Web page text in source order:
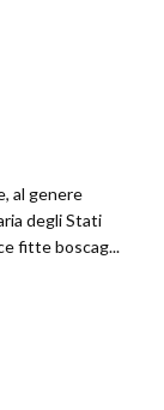
al genere
degli Stati
fitte boscag...